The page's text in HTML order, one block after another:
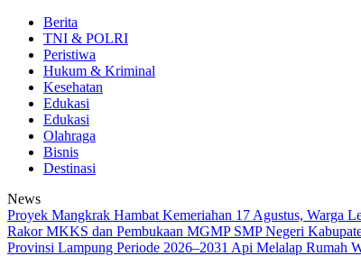
Berita
TNI & POLRI
Peristiwa
Hukum & Kriminal
Kesehatan
Edukasi
Edukasi
Olahraga
Bisnis
Destinasi
News
‎Proyek Mangkrak Hambat Kemeriahan 17 Agustus, Warga
Rakor MKKS dan Pembukaan MGMP SMP Negeri
Provinsi Lampung Periode 2026–2031 Api Melalap Rumah